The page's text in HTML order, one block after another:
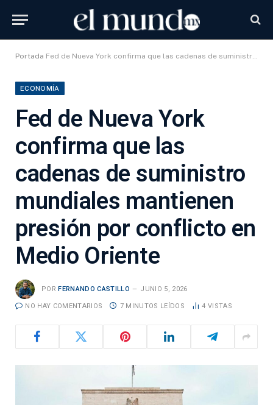
Portada Fed de Nueva York confirma que las cadenas de suministro mundiales mantienen presión por conflicto en Medio Oriente
ECONOMÍA
Fed de Nueva York
confirma que las
cadenas de suministro
mundiales mantienen
presión por conflicto en
Medio Oriente
POR FERNANDO CASTILLO JUNIO 5, 2026
NO HAY COMENTARIOS 7 MINUTOS LEÍDOS 4 VISTAS